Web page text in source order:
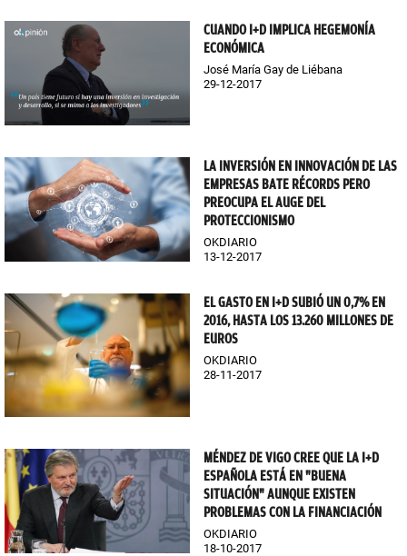
CUANDO I+D IMPLICA HEGEMONÍA
ECONÓMICA
José María Gay de Liébana
29-12-2017
LA INVERSIÓN EN INNOVACIÓN DE LAS
EMPRESAS BATE RÉCORDS PERO
PREOCUPA EL AUGE DEL
PROTECCIONISMO
OKDIARIO
13-12-2017
EL GASTO EN I+D SUBIÓ UN 0,7% EN
2016, HASTA LOS 13.260 MILLONES DE
EUROS
OKDIARIO
28-11-2017
MÉNDEZ DE VIGO CREE QUE LA I+D
ESPAÑOLA ESTÁ EN "BUENA
SITUACIÓN" AUNQUE EXISTEN
PROBLEMAS CON LA FINANCIACIÓN
OKDIARIO
18-10-2017